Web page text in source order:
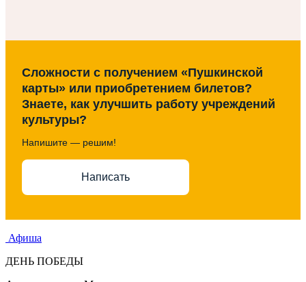
Сложности с получением «Пушкинской
карты» или приобретением билетов?
Знаете, как улучшить работу учреждений
культуры?
Напишите — решим!
Написать
Афиша
ДЕНЬ ПОБЕДЫ